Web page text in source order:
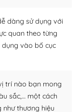
thêm vào
cần thiết. Có
themes và
Bạn có thể thỏa
dàng sử dụng với
quan theo từng
vào bố cục
trí nào bạn mong
sắc,… một cách
thương hiệu